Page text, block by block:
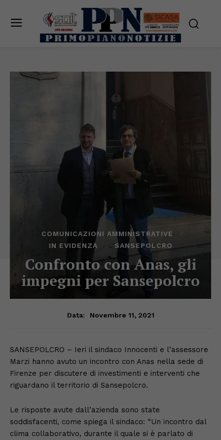
COMUNICAZIONI AMMINISTRATIVE
IN EVIDENZA
SANSEPOLCRO
Confronto con Anas, gli
impegni per Sansepolcro
Data: Novembre 11, 2021
SANSEPOLCRO – Ieri il sindaco Innocenti e l’assessore
Marzi hanno avuto un incontro con Anas nella sede di
Firenze per discutere di investimenti e interventi che
riguardano il territorio di Sansepolcro.
Le risposte avute dall’azienda sono state
soddisfacenti, come spiega il sindaco: “Un incontro dal
clima collaborativo, durante il quale si è parlato di